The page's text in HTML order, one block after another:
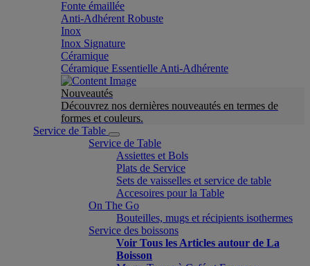
Fonte émaillée
Anti-Adhérent Robuste
Inox
Inox Signature
Céramique
Céramique Essentielle Anti-Adhérente
Nouveautés
Découvrez nos dernières nouveautés en termes de
formes et couleurs.
Service de Table
Service de Table
Assiettes et Bols
Plats de Service
Sets de vaisselles et service de table
Accesoires pour la Table
On The Go
Bouteilles, mugs et récipients isothermes
Service des boissons
Voir Tous les Articles autour de La
Boisson